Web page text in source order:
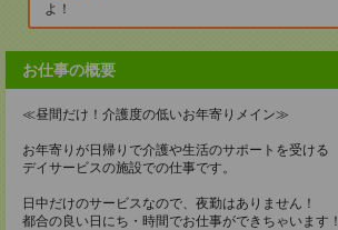
よ！
お仕事の概要
≪昼間だけ！介護度の低いお年寄りメイン≫
お年寄りが日帰りで介護や生活のサポートを受ける
デイサービスの施設での仕事です。
日中だけのサービスなので、夜勤はありません！
都合の良い日にち・時間でお仕事ができちゃいます！